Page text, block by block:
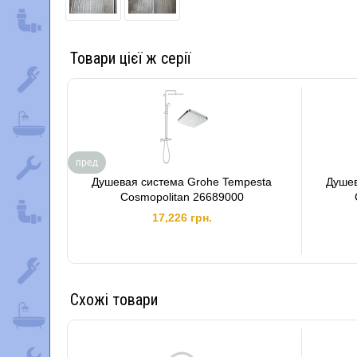
Товари цієї ж серії
Душевая система Grohe Tempesta
Cosmopolitan 26689000
17,226 грн.
пред
Схожі товари